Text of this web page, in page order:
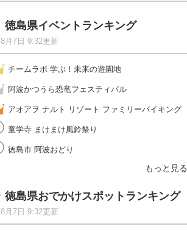
徳島県イベントランキング
8月7日 9:32更新
チームラボ 学ぶ！未来の遊園地
阿波かつうら恐竜フェスティバル
アオアヲ ナルト リゾート ファミリーバイキング
童学寺 まけまけ風鈴祭り
徳島市 阿波おどり
もっと見る
徳島県おでかけスポットランキング
8月7日 9:32更新